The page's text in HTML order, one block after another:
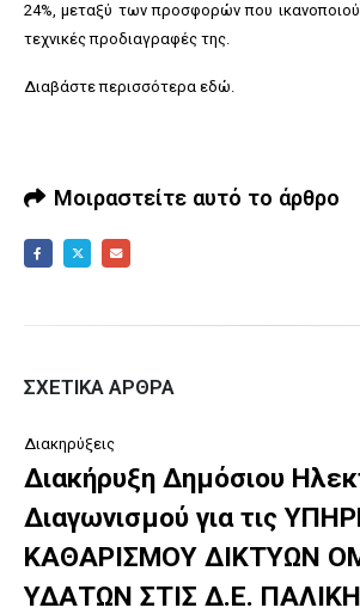
24%, μεταξύ των προσφορών που
τεχνικές προδιαγραφές της.
Διαβάστε περισσότερα εδώ.
Μοιραστείτε αυτό το άρθρο
ΣΧΕΤΙΚΆ ΆΡΘΡΑ
Διακηρύξεις
Διακήρυξη Δημόσιου
Διαγωνισμού για τις
ΚΑΘΑΡΙΣΜΟΥ ΔΙΚΤΥΩΝ
ΥΔΑΤΩΝ ΣΤΙΣ Δ.Ε.